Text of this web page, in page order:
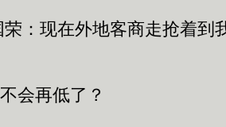
现在外地客商走抢着到
再低了？